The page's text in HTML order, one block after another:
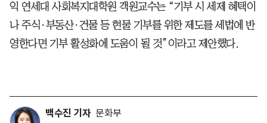
익 연세대 사회복지대학원 객원교수는 “기부 시 세제 혜택이
나 주식·부동산·건물 등 현물 기부를 위한 제도를 세법에 반
영한다면 기부 활성화에 도움이 될 것”이라고 제안했다.
백수진 기자 문화부